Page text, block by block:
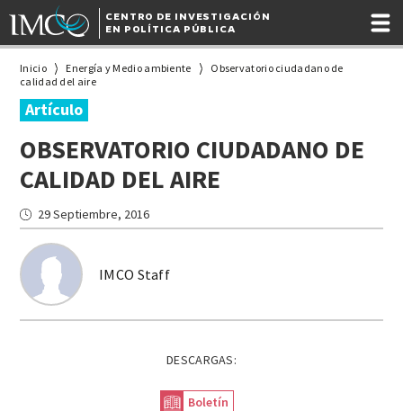
CENTRO DE INVESTIGACIÓN
EN POLÍTICA PÚBLICA
Inicio Energía y Medio ambiente
Observatorio ciudadano de
calidad del aire
Artículo
OBSERVATORIO CIUDADANO DE
CALIDAD DEL AIRE
IMCO Staff
29 Septiembre, 2016
DESCARGAS:
Boletín